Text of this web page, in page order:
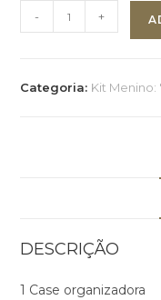
- +
Categoria: Kit Menino:
DESCRIÇÃO
1 Case organizadora